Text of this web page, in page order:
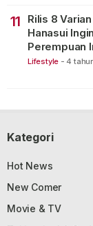
11
Rilis 8
Hanasui
Perempuan
Lifestyle - 4
Kategori
Hot News
New Comer
Movie & TV